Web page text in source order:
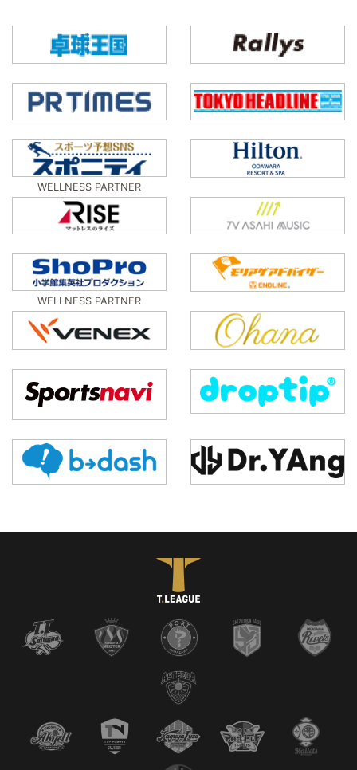
WELLNESS PARTNER
WELLNESS PARTNER